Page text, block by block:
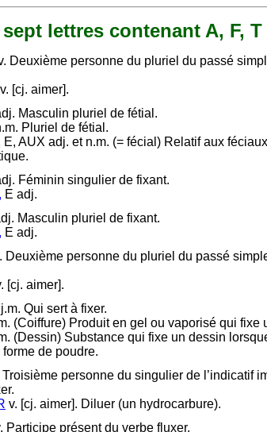
lettres contenant A, F, T
Deuxième personne du pluriel du passé
v. [cj. aimer].
Masculin pluriel de fétial.
Pluriel de fétial.
E, AUX adj. et n.m. (= fécial) Relatif aux
Féminin singulier de fixant.
E adj.
Masculin pluriel de fixant.
E adj.
Deuxième personne du pluriel du passé
[cj. aimer].
Qui sert à fixer.
(Coiffure) Produit en gel ou vaporisé qui fixe
(Dessin) Substance qui fixe un dessin
de poudre.
personne du singulier de l’indicatif
v. [cj. aimer]. Diluer (un hydrocarbure).
Participe présent du verbe fluxer.